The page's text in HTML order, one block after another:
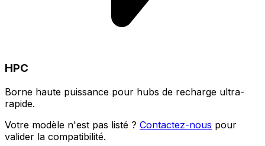
HPC
Borne haute puissance pour hubs de recharge ultra-
rapide.
Votre modèle n'est pas listé ? Contactez-nous pour
valider la compatibilité.